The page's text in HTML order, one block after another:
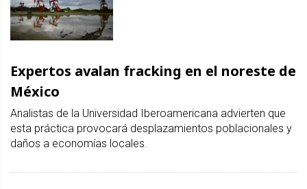
Expertos avalan fracking en el noreste de
México
Analistas de la Universidad Iberoamericana advierten que
esta práctica provocará desplazamientos poblacionales y
daños a economías locales.